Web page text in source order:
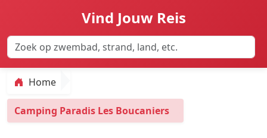
Vind Jouw Reis
Home
Camping Paradis Les Boucaniers